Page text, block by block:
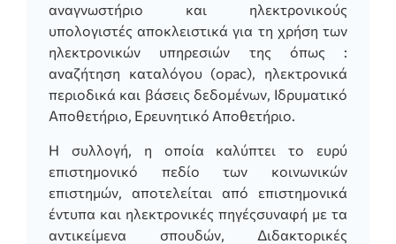
αναγνωστήριο και ηλεκτρονικούς
υπολογιστές αποκλειστικά για τη χρήση των
ηλεκτρονικών υπηρεσιών της όπως :
αναζήτηση καταλόγου (opac), ηλεκτρονικά
περιοδικά και βάσεις δεδομένων, Ιδρυματικό
Αποθετήριο, Ερευνητικό Αποθετήριο.
Η συλλογή, η οποία καλύπτει το ευρύ
επιστημονικό πεδίο των κοινωνικών
επιστημών, αποτελείται από επιστημονικά
έντυπα και ηλεκτρονικές πηγέςσυναφή με τα
αντικείμενα σπουδών, Διδακτορικές